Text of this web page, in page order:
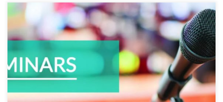
22 января в 11-00 в Волгограде, по адресу пр. В.И.Ленина 28А, центр «Точка
Кипения», состоится бесплатный семинар «Целевой капитал – новый источник
средств для финансирования